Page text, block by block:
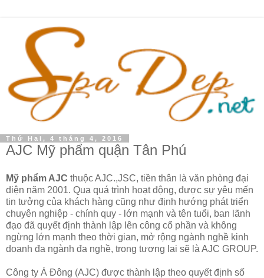
Thứ Hai, 4 tháng 4, 2016
AJC Mỹ phẩm quận Tân Phú
Mỹ phẩm AJC thuộc AJC.,JSC, tiền thân là văn phòng đại
diện năm 2001. Qua quá trình hoạt động, được sự yêu mến
tin tưởng của khách hàng cũng như định hướng phát triển
chuyên nghiệp - chính quy - lớn mạnh và tên tuổi, ban lãnh
đạo đã quyết định thành lập lên công cổ phần và không
ngừng lớn mạnh theo thời gian, mở rộng ngành nghề kinh
doanh đa ngành đa nghề, trong tương lai sẽ là AJC GROUP.
Công ty Á Đông (AJC) được thành lập theo quyết định số